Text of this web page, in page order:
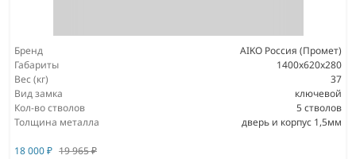
Бренд
AIKO Россия (Промет)
Габариты
1400x620x280
Вес (кг)
37
Вид замка
ключевой
Кол-во стволов
5 стволов
Толщина металла
дверь и корпус 1,5мм
18 000₽ 19 965₽